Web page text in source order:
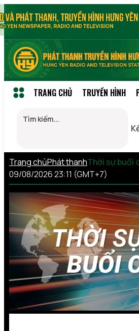
TRANG CHỦ TRUYỀN HÌNH
Trang chủPhát thanhThời sự buổi
09/08/2026 23:11 (GMT+7)